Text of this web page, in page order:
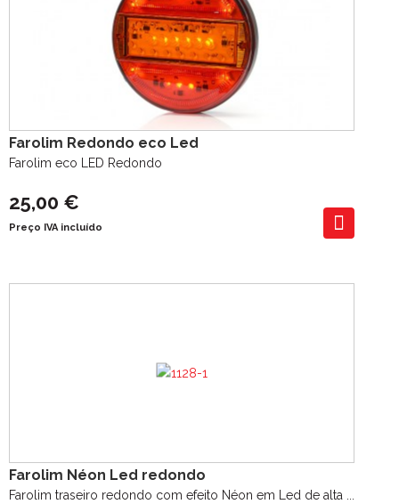
Farolim Redondo eco Led
Farolim eco LED Redondo
25,00 €
Preço IVA incluído
Farolim Néon Led redondo
Farolim traseiro redondo com efeito Néon em Led de alta ...